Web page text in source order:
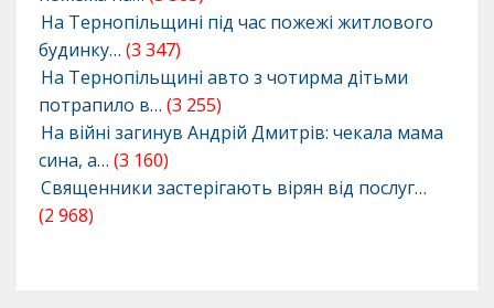
На Тернопільщині під час пожежі житлового
будинку… (3 347)
На Тернопільщині авто з чотирма дітьми
потрапило в… (3 255)
На війні загинув Андрій Дмитрів: чекала мама
сина, а… (3 160)
Священники застерігають вірян від послуг…
(2 968)